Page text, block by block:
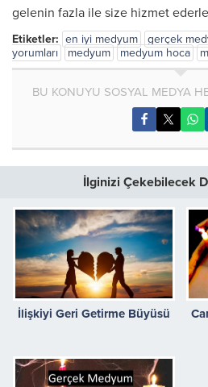
gelenin fazla ile size hizmet
Etiketler: en iyi medyum gerçek
yorumları
medyum medyum hoca
BU KONUYU SOSYAL MEDYA
İlginizi Çekebilecek
İlişkiyi Geri Getirme Büyüsü